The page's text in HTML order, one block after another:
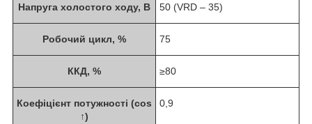
Напруга холостого ходу, В 50 (VRD – 35)
Робочий цикл, % 75
ККД, % ≥80
Коефіцієнт потужності (cos
↑)
0,9